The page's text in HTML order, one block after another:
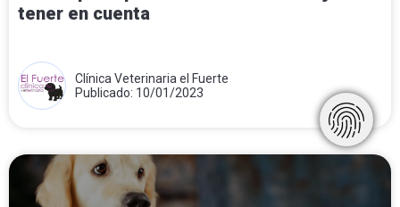
tener en cuenta
Clínica Veterinaria el Fuerte
Publicado: 10/01/2023